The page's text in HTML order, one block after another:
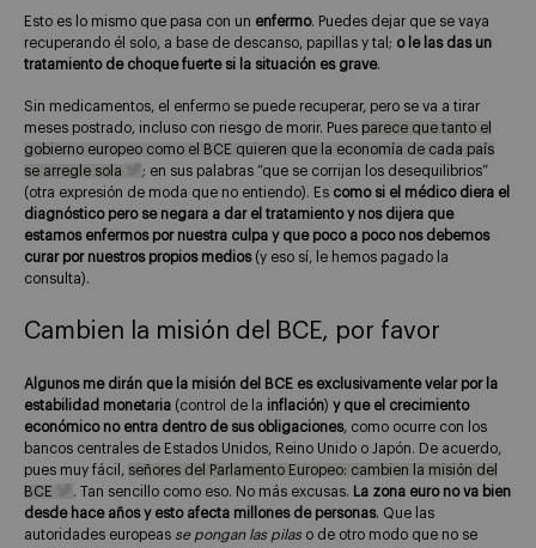
Esto es lo mismo que pasa con un enfermo. Puedes dejar que se vaya
recuperando él solo, a base de descanso, papillas y tal; o le las das un
tratamiento de choque fuerte si la situación es grave.
Sin medicamentos, el enfermo se puede recuperar, pero se va a tirar
meses postrado, incluso con riesgo de morir. Pues parece que tanto el
gobierno europeo como el BCE quieren que la economía de cada país
se arregle sola
; en sus palabras “que se corrijan los desequilibrios”
(otra expresión de moda que no entiendo). Es como si el médico diera el
diagnóstico pero se negara a dar el tratamiento y nos dijera que
estamos enfermos por nuestra culpa y que poco a poco nos debemos
curar por nuestros propios medios(y eso sí, le hemos pagado la
consulta).
Cambien la misión del BCE, por favor
Algunos me dirán que la misión del BCE es exclusivamente velar por la
estabilidad monetaria (control de la inflación) y que el crecimiento
económico no entra dentro de sus obligaciones, como ocurre con los
bancos centrales de Estados Unidos, Reino Unido o Japón. De acuerdo,
pues muy fácil, señores del Parlamento Europeo: cambien la misión del
BCE
. Tan sencillo como eso. No más excusas. La zona euro no va bien
desde hace años y esto afecta millones de personas. Que las
autoridades europeas se pongan las pilas o de otro modo que no se